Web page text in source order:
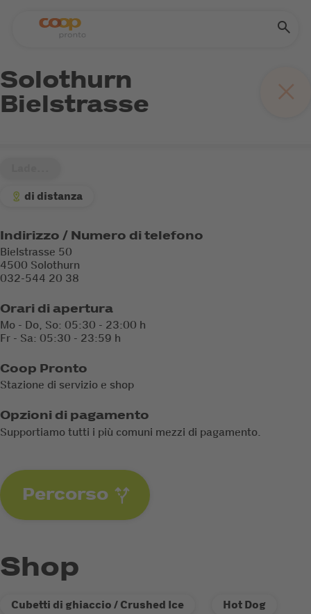
Solothurn
Bielstrasse
di distanza
Indirizzo / Numero di telefono
Bielstrasse 50
4500 Solothurn
032-544 20 38
Orari di apertura
Mo - Do, So: 05:30 - 23:00 h
Fr - Sa: 05:30 - 23:59 h
Coop Pronto
Stazione di servizio e shop
Opzioni di pagamento
Supportiamo tutti i più comuni mezzi di pagamento.
Percorso
Shop
Cubetti di ghiaccio / Crushed Ice Hot Dog